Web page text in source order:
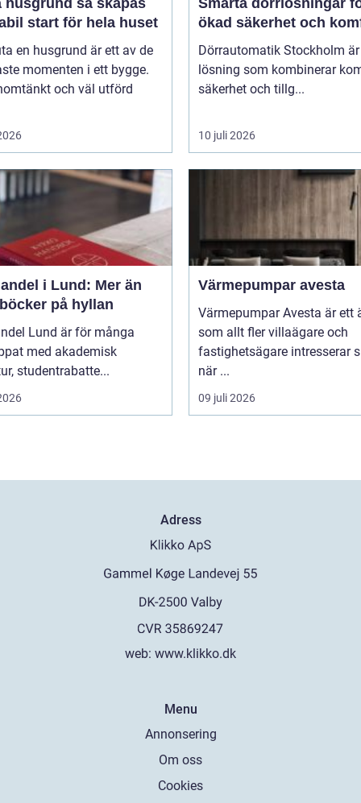
start för hela huset
en husgrund är ett av de
momenten i ett bygge.
och väl utförd
ökad säkerhet och
Dörrautomatik Stockholm
lösning som kombinerar
säkerhet och tillg...
10 juli 2026
i Lund: Mer än
på hyllan
Lund är för många
med akademisk
studentrabatte...
Värmepumpar avesta
Värmepumpar Avesta är ett
som allt fler villaägare och
fastighetsägare intresserar
när ...
09 juli 2026
Adress
web: www.klikko.dk
Menu
Annonsering
Om oss
Cookies